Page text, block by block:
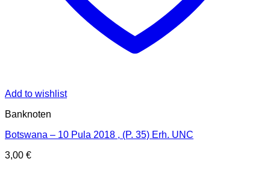
Add to wishlist
Banknoten
Botswana – 10 Pula 2018 , (P. 35) Erh. UNC
3,00 €